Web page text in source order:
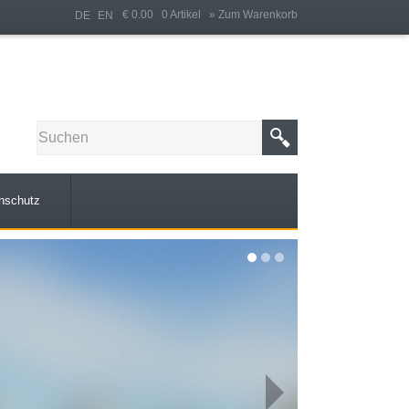
€ 0.00 0 Artikel » Zum Warenkorb
DE EN